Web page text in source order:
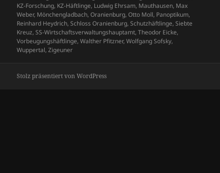
KZ-Forschung, KZ-Häftlinge, Ludwig Ehrsam, Mauthausen, Max
Weber, Mönchengladbach,Oranienburg,Otto Moll, Panoptikum,
Reinhard Heydrich,Schloss Oranienburg,Schutzhäftlinge,Siebte
Kreuz,SS-Wirtschaftsverwaltungshauptamt,Theodor Eicke,
Vorbeugungshäftlinge,Walther Pfitzner,Wolfgang Sofsky,
Wuppertal,Zigeuner
Stolz präsentiert von WordPress